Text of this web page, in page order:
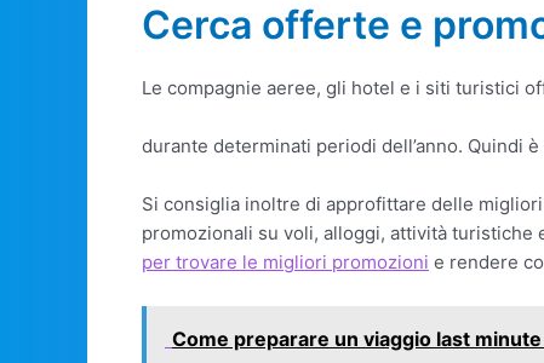
Cerca offerte e
Le compagnie aeree, gli hotel e i siti turistici
durante determinati periodi dell’anno. Quindi
Si consiglia inoltre di approfittare delle
promozionali su voli, alloggi, attività
per trovare le migliori promozioni e rendere
Come preparare un viaggio last